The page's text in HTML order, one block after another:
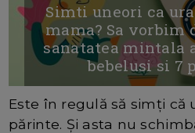
Simti uneori ca
mama? Sa vorbim
sanatatea mintala
bebelusi si 7
Este în regulă să simți că
părinte. Și asta nu